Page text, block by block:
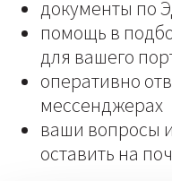
документы по
помощь в
для вашего
оперативно
мессенджерах
ваши вопросы
оставить на